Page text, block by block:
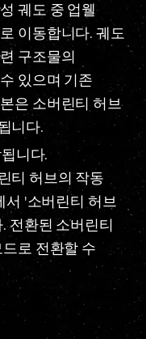
궤도 중 업웰
이동합니다. 궤도
구조물의
있으며 기존
은 소버린티 허브
니다.
니다.
티 허브의 작동
서 '소버린티 허브
전환된 소버린티
로 전환할 수